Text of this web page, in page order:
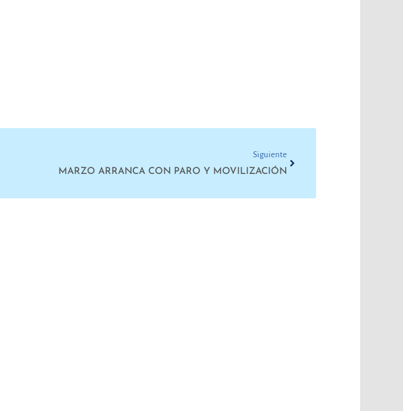
Siguiente
MARZO ARRANCA CON PARO Y MOVILIZACIÓN